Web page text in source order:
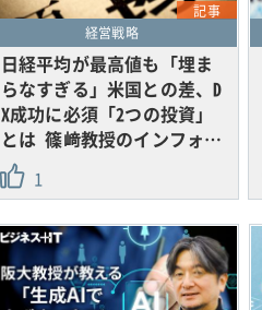
記事
経営戦略
日経平均が最高値も「埋ま
らなすぎる」米国との差、D
X成功に必須「2つの投資」
とは 篠﨑教授のインフォ…
1